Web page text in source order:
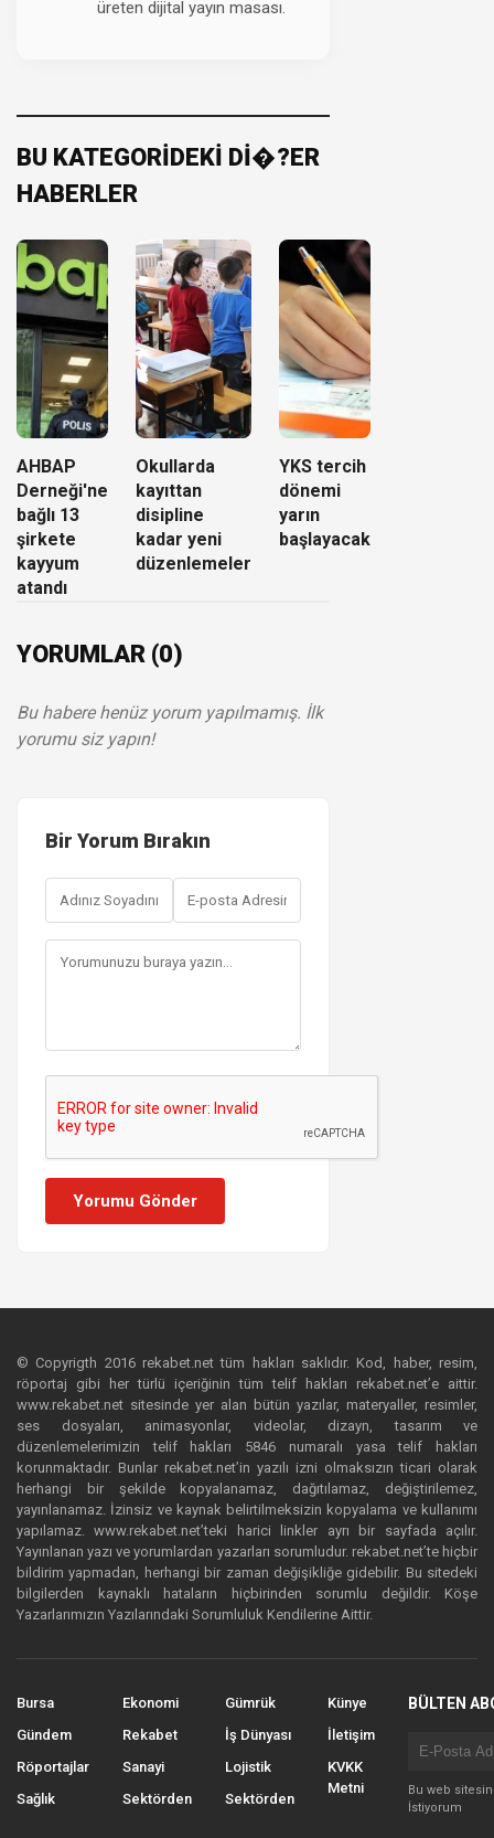
üreten dijital yayın masası.
BU KATEGORİDEKİ Dİ�?ER
HABERLER
AHBAP
Derneği'ne
bağlı 13
şirkete
kayyum
atandı
Okullarda
kayıttan
disipline
kadar yeni
düzenlemeler
YKS tercih
dönemi
yarın
başlayacak
YORUMLAR (0)
Bu habere henüz yorum yapılmamış. İlk
yorumu siz yapın!
Bir Yorum Bırakın
Yorumu Gönder
© Copyrigth 2016 rekabet.net tüm hakları saklıdır. Kod, haber, resim,
röportaj gibi her türlü içeriğinin tüm telif hakları rekabet.net’e aittir.
www.rekabet.net sitesinde yer alan bütün yazılar, materyaller, resimler,
ses dosyaları, animasyonlar, videolar, dizayn, tasarım ve
düzenlemelerimizin telif hakları 5846 numaralı yasa telif hakları
korunmaktadır. Bunlar rekabet.net’in yazılı izni olmaksızın ticari olarak
herhangi bir şekilde kopyalanamaz, dağıtılamaz, değiştirilemez,
yayınlanamaz. İzinsiz ve kaynak belirtilmeksizin kopyalama ve kullanımı
yapılamaz. www.rekabet.net’teki harici linkler ayrı bir sayfada açılır.
Yayınlanan yazı ve yorumlardan yazarları sorumludur. rekabet.net’te hiçbir
bildirim yapmadan, herhangi bir zaman değişikliğe gidebilir. Bu sitedeki
bilgilerden kaynaklı hataların hiçbirinden sorumlu değildir. Köşe
Yazarlarımızın Yazılarındaki Sorumluluk Kendilerine Aittir.
Bursa
Gündem
Röportajlar
Sağlık
Ekonomi
Rekabet
Sanayi
Sektörden
Gümrük
İş Dünyası
Lojistik
Sektörden
Künye
İletişim
KVKK
Metni
BÜLTEN
Bu web
İstiyorum